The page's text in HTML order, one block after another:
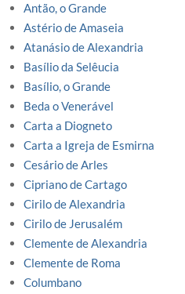
Antão, o Grande
Astério de Amaseia
Atanásio de Alexandria
Basílio da Selêucia
Basílio, o Grande
Beda o Venerável
Carta a Diogneto
Carta a Igreja de Esmirna
Cesário de Arles
Cipriano de Cartago
Cirilo de Alexandria
Cirilo de Jerusalém
Clemente de Alexandria
Clemente de Roma
Columbano